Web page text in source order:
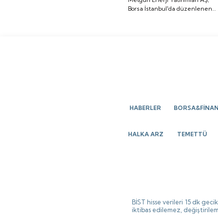
başlayacak.
düzenlenen gong
Borsa İstanbul'da düzenlenen
HABERLER
HALKA ARZ
TEMETTÜ
BİST hisse verileri 15 dk
iktibas edilemez,